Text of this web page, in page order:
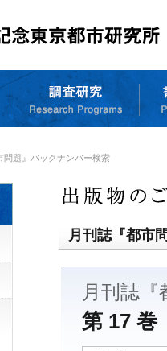
問題』バックナンバー検索
月刊誌『都市
月刊誌『
第 17